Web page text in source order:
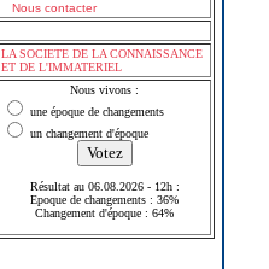
Nous contacter
LA SOCIETE DE LA CONNAISSANCE
ET DE L'IMMATERIEL
Nous vivons :
une époque de changements
un changement d'époque
Résultat au 06.08.2026 - 12h :
Epoque de changements : 36%
Changement d'époque : 64%